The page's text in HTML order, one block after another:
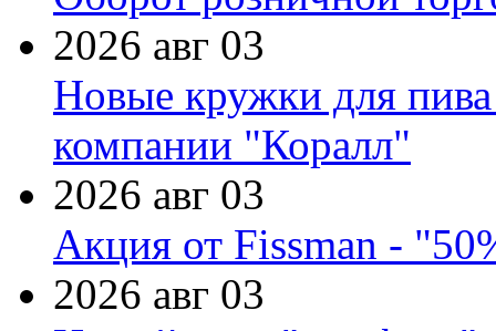
2026 авг 03
Новые кружки для
компании "Коралл"
2026 авг 03
Акция от Fissman -
2026 авг 03